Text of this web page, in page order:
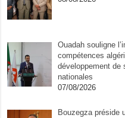
Ouadah souligne
compétences
développement de
nationales
07/08/2026
Bouzegza préside